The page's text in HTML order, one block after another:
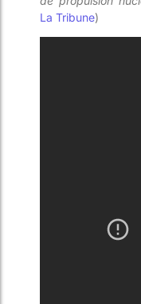
La Tribune)